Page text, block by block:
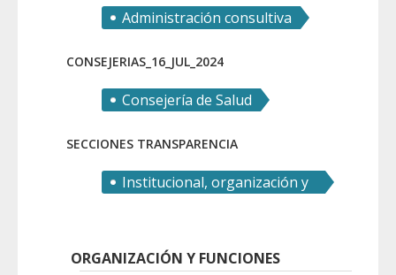
Administración consultiva
CONSEJERIAS_16_JUL_2024
Consejería de Salud
SECCIONES TRANSPARENCIA
Institucional, organización y
ORGANIZACIÓN Y FUNCIONES